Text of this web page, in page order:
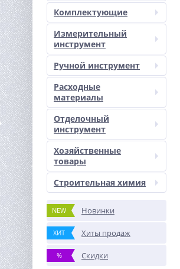
Комплектующие
Измерительный
инструмент
Ручной инструмент
Расходные
материалы
Отделочный
инструмент
Хозяйственные
товары
Строительная химия
NEW Новинки
ХИТ Хиты продаж
% Скидки